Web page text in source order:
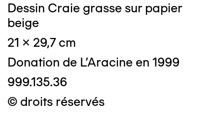
Dessin Craie grasse sur papier
beige
21 x 29,7 cm
Donation de L'Aracine en 1999
999.135.36
© droits réservés